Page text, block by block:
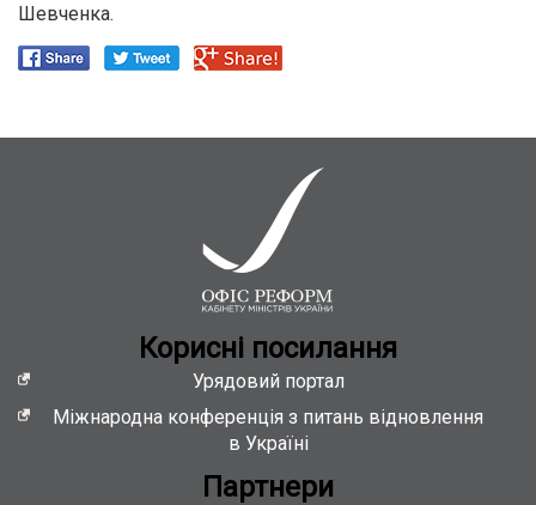
Шевченка.
Кориснi посилання
Урядовий портал
Міжнародна конференція з питань відновлення
в Україні
Партнери